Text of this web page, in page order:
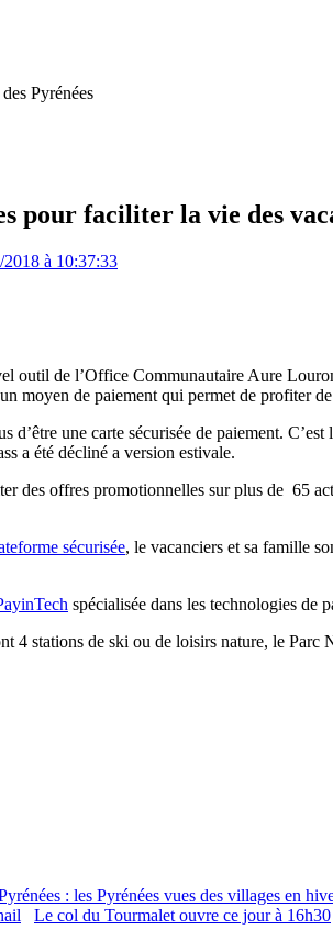
Pyrénées
pour faciliter la vie des
2018 à 10:37:33
outil de l’Office Communautaire Aure
moyen de paiement qui permet de profiter
d’être une carte sécurisée de paiement.
a été décliné a version estivale.
des offres promotionnelles sur plus de 65
sécurisée, le vacanciers et sa famille
spécialisée dans les technologies de
4 stations de ski ou de loisirs nature, le
: les Pyrénées vues des villages en
Le col du Tourmalet ouvre ce jour à 16h30